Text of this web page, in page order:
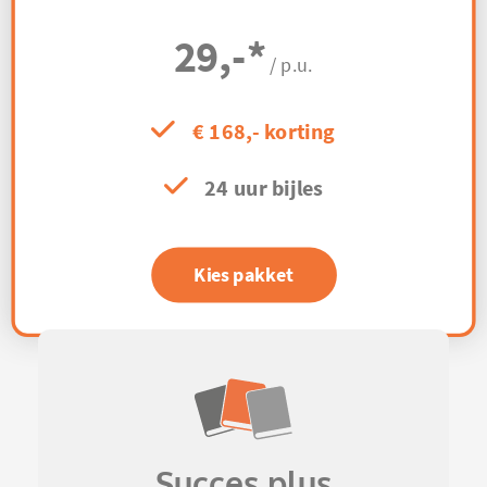
29,-* / p.u.
€ 168,- korting
24 uur bijles
Kies pakket